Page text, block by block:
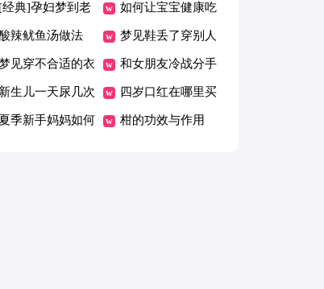
专注力
[经典]孕妇梦到老
出轨
如何让宝宝健康吃
零食？
辣鱿鱼汤做法 梦见鞋丢了穿别人
的鞋
见穿不合适的衣
服
和女朋友冷战分手
了怎么办
新生儿一天尿几次
正常 为什么宝宝
四岁口红在哪里买
夏季新手妈妈如何 柑的功效与作用